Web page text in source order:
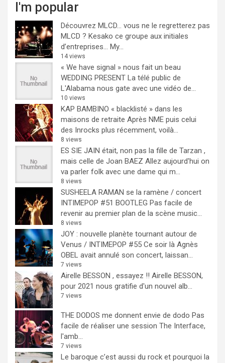
I'm popular
Découvrez MLCD… vous ne le regretterez pas
MLCD ? Kesako ce groupe aux initiales
d’entreprises… My...
14 views
« We have signal » nous fait un beau
WEDDING PRESENT La télé public de
L'Alabama nous gate avec une vidéo de...
10 views
KAP BAMBINO « blacklisté » dans les
maisons de retraite Après NME puis celui
des Inrocks plus récemment, voilà...
8 views
ES SIE JAIN était, non pas la fille de Tarzan ,
mais celle de Joan BAEZ Allez aujourd'hui on
va parler folk avec une dame qui m...
8 views
SUSHEELA RAMAN se la ramène / concert
INTIMEPOP #51 BOOTLEG Pas facile de
revenir au premier plan de la scène music...
8 views
JOY : nouvelle planète tournant autour de
Venus / INTIMEPOP #55 Ce soir là Agnès
OBEL avait annulé son concert, laissan...
7 views
Airelle BESSON , essayez !! Airelle BESSON,
pour 2021 nous gratifie d'un nouvel alb...
7 views
THE DODOS me donnent envie de dodo Pas
facile de réaliser une session The Interface,
l'amb...
7 views
Le baroque c’est aussi du rock et pourquoi la